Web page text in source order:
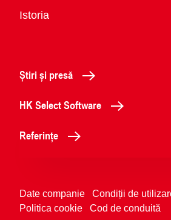
Istoria
Știri și presă
HK Select Software
Referințe
Date companie Condiții de
Politica cookie
Cod de conduită